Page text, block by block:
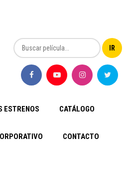
ESTRENOS CATÁLOGO
CONTACTO